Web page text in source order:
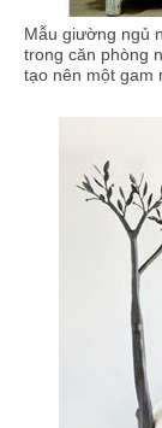
Mẫu giường ngủ
trong căn phòng
tạo nên một gam